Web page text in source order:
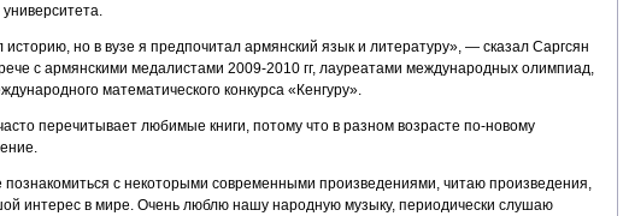
но в вузе я предпочитал армянский язык и литературу», — сказал Саргсян
с армянскими медалистами 2009-2010 гг, лауреатами международных олимпиад,
математического конкурса «Кенгуру».
перечитывает любимые книги, потому что в разном возрасте по-новому
с некоторыми современными произведениями, читаю произведения,
интерес в мире. Очень люблю нашу народную музыку, периодически слушаю